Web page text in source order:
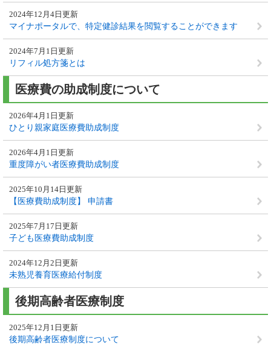
マイナポータルで、特定健診結果を閲覧することができます
2024年12月4日更新
リフィル処方箋とは
2024年7月1日更新
医療費の助成制度について
ひとり親家庭医療費助成制度
2026年4月1日更新
重度障がい者医療費助成制度
2026年4月1日更新
【医療費助成制度】 申請書
2025年10月14日更新
子ども医療費助成制度
2025年7月17日更新
未熟児養育医療給付制度
2024年12月2日更新
後期高齢者医療制度
後期高齢者医療制度について
2025年12月1日更新